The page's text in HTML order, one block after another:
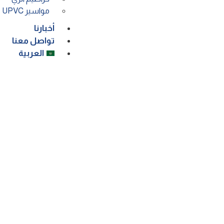
مواسير UPVC
أخبارنا
تواصل معنا
العربية